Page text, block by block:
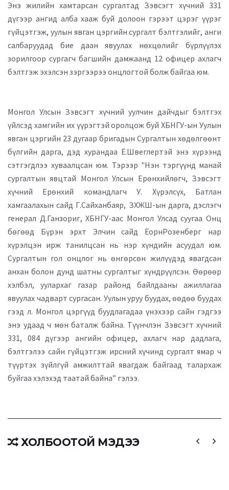
Энэ жилийн хамтарсан сургалтад Зэвсэгт хүчний 331
дүгээр ангид алба хааж буй долоон гэрээт цэрэг үүрэг
гүйцэтгэж, уулын явган цэргийн сургалт бэлтгэлийг, анги
салбаруудад бие даан явуулах нөхцөлийг бүрлүүлэх
зорилгоор сургагч багшийн дамжаанд 12 офицер ахлагч
бэлтгэж эхэлсэн зэргээрээ онцлогтой болж байгаа юм.
Монгол Улсын Зэвсэгт хүчний уулчин дайчдыг бэлтгэх
үйлсэд хамгийн их үүрэгтэй оролцож буй ХБНГУ-ын Уулын
явган цэргийн 23 дугаар бригадын Сургалтын хөдөлгөөнт
бүлгийн дарга, дэд хурандаа Ё.Швеглертэй энэ хүрээнд
сэтгэгдлээ хуваалцсан юм. Тэрээр "Нэн тэргүүнд манай
сургалтын явцтай Монгол Улсын Ерөнхийлөгч, Зэвсэгт
хүчний Ерөнхий командлагч У. Хүрэлсүх, Батлан
хамгаалахын сайд Г.Сайханбаяр, ЗХЖШ-ын дарга, дэслэгч
генерал Д.Ганзориг, ХБНГУ-аас Монгол Улсад суугаа Онц
бөгөөд Бүрэн эрхт Элчин сайд ЁорнРозенберг нар
хүрэлцэн ирж танилцсан нь нэр хүндийн асуудал юм.
Сургалтын гол онцлог нь өнгөрсөн жилүүдэд явагдсан
анхан болон дунд шатны сургалтыг хүндрүүлсэн. Өөрөөр
хэлбэл, уулархаг газар районд байлдааны ажиллагаа
явуулах чадварт сургасан. Уулын уруу буудах, өөдөө буудах
гээд л. Монгол цэргүүд буудлагадаа үнэхээр сайн гэдгээ
энэ удаад ч мөн баталж байна. Түүнчлэн Зэвсэгт хүчний
331, 084 дүгээр ангийн офицер, ахлагч нар дадлага,
бэлтгэлээ сайн гүйцэтгэж ирсний хүчинд сургалт ямар ч
түүртэх зүйлгүй амжилттай явагдаж байгаад талархаж
буйгаа хэлэхэд таатай байна” гэлээ.
ХОЛБООТОЙ МЭДЭЭ